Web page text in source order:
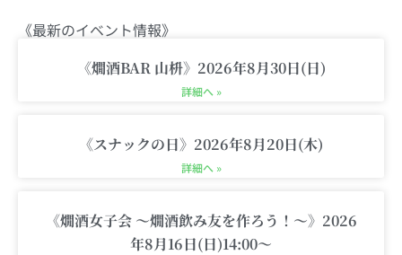
t
a
g
m
t
t
e o
o
b i
-
r
《最新のイベント情報》
《燗酒BAR 山枡》2026年8月30日(日)
詳細へ »
《スナックの日》2026年8月20日(木)
詳細へ »
《燗酒女子会 〜燗酒飲み友を作ろう！〜》2026
年8月16日(日)14:00〜